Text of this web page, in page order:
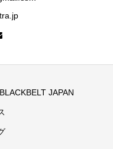
JAPAN